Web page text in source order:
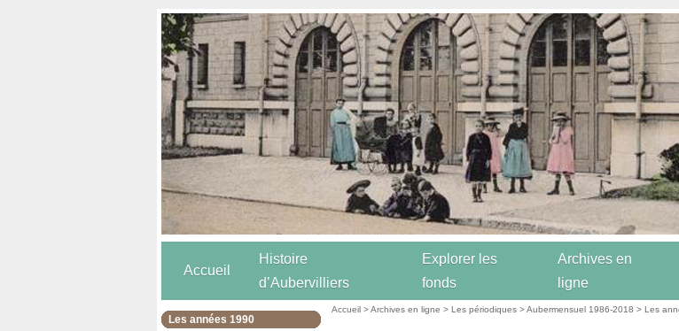
Accueil
Histoire
d’Aubervilliers
Explorer les
fonds
Archives en
ligne
Les années 1990
Accueil >Archives en ligne >Les périodiques >Aubermensuel 1986-2018 >Les